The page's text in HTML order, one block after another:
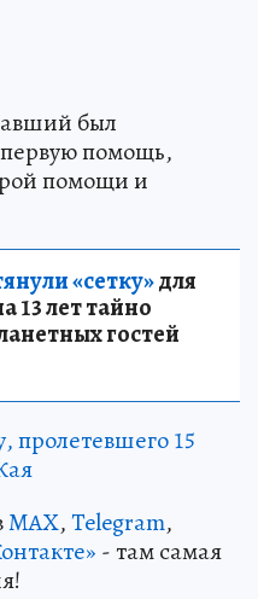
был
помощь,
помощи и
«сетку»для
13 лет тайно
гостей
пролетевшего 15
MAX,Telegram,
- там самая